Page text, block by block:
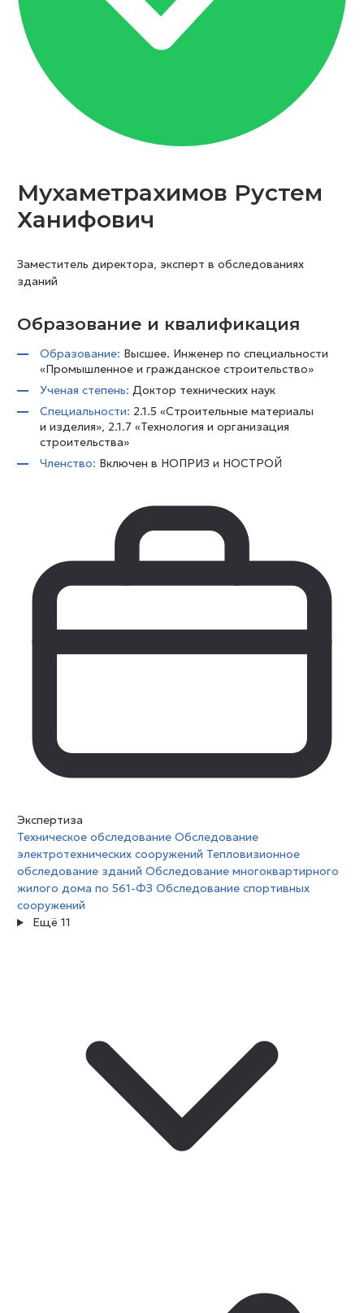
Мухаметрахимов Рустем
Ханифович
Заместитель директора, эксперт в обследованиях
зданий
Образование и квалификация
Образование: Высшее. Инженер по специальности
«Промышленное и гражданское строительство»
Ученая степень: Доктор технических наук
Специальности: 2.1.5 «Строительные материалы
и изделия», 2.1.7 «Технология и организация
строительства»
Членство: Включен в НОПРИЗ и НОСТРОЙ
Экспертиза
Техническое обследование Обследование
электротехнических сооружений Тепловизионное
обследование зданий Обследование многоквартирного
жилого дома по 561-ФЗ Обследование спортивных
сооружений
Ещё 11